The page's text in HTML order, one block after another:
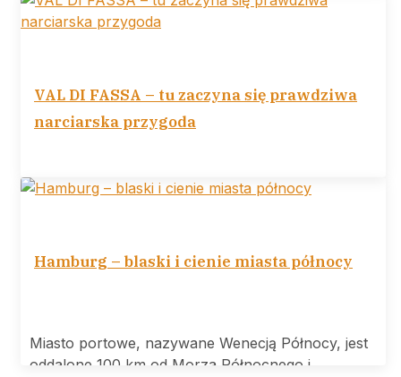
Tower
VAL DI FASSA – tu zaczyna się prawdziwa
narciarska przygoda
Hamburg – blaski i cienie miasta północy
Miasto portowe, nazywane Wenecją Północy, jest
oddalone 100 km od Morza Północnego i